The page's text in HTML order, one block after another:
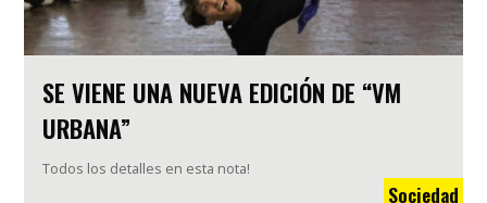
SE VIENE UNA NUEVA EDICIÓN DE “VM
URBANA”
Todos los detalles en esta nota!
Sociedad